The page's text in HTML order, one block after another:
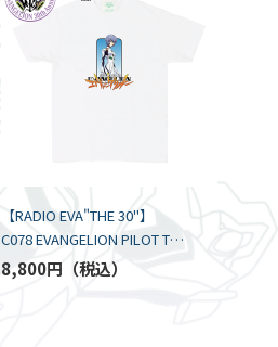
【RADIO EVA"THE 30"】
C078 EVANGELION PILOT T-
Shirt by BALANSA/WHITE
8,800円